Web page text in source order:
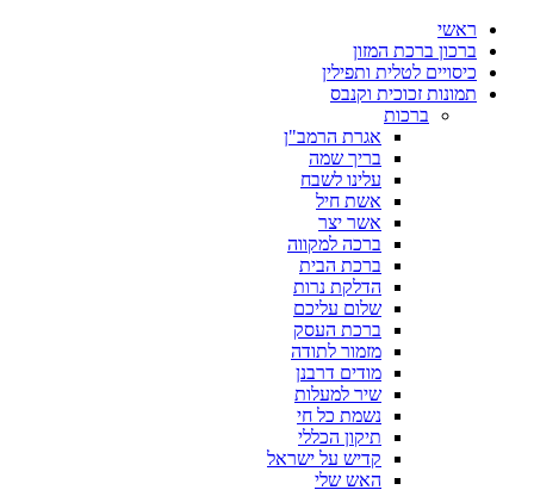
ראשי
ברכון ברכת המזון
כיסויים לטלית ותפילין
תמונות זכוכית וקנבס
ברכות
אגרת הרמב"ן
בריך שמה
עלינו לשבח
אשת חיל
אשר יצר
ברכה למקווה
ברכת הבית
הדלקת נרות
שלום עליכם
ברכת העסק
מזמור לתודה
מודים דרבנן
שיר למעלות
נשמת כל חי
תיקון הכללי
קדיש על ישראל
האש שלי